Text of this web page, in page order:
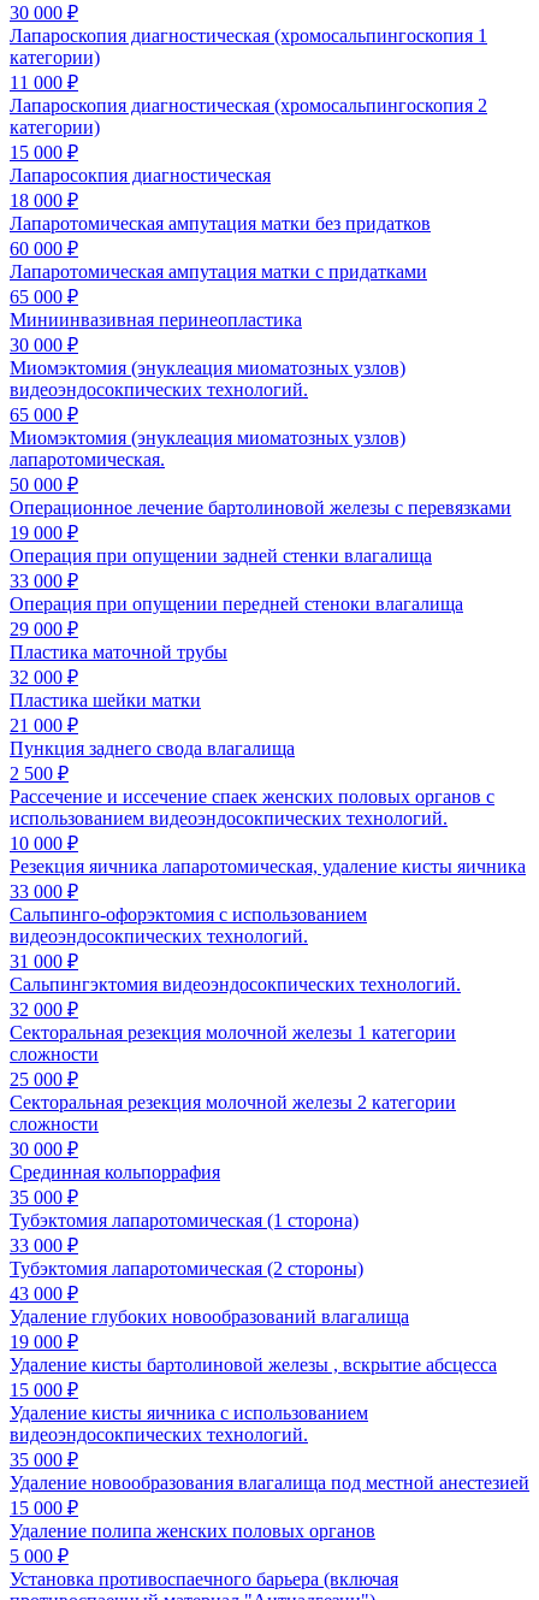
30 000 ₽
Лапароскопия диагностическая (хромосальпингоскопия 1
категории)
11 000 ₽
Лапароскопия диагностическая (хромосальпингоскопия 2
категории)
15 000 ₽
Лапаросокпия диагностическая
18 000 ₽
Лапаротомическая ампутация матки без придатков
60 000 ₽
Лапаротомическая ампутация матки с придатками
65 000 ₽
Миниинвазивная перинеопластика
30 000 ₽
Миомэктомия (энуклеация миоматозных узлов)
видеоэндосокпических технологий.
65 000 ₽
Миомэктомия (энуклеация миоматозных узлов)
лапаротомическая.
50 000 ₽
Операционное лечение бартолиновой железы с перевязками
19 000 ₽
Операция при опущении задней стенки влагалища
33 000 ₽
Операция при опущении передней стеноки влагалища
29 000 ₽
Пластика маточной трубы
32 000 ₽
Пластика шейки матки
21 000 ₽
Пункция заднего свода влагалища
2 500 ₽
Рассечение и иссечение спаек женских половых органов с
использованием видеоэндосокпических технологий.
10 000 ₽
Резекция яичника лапаротомическая, удаление кисты яичника
33 000 ₽
Сальпинго-офорэктомия с использованием
видеоэндосокпических технологий.
31 000 ₽
Сальпингэктомия видеоэндосокпических технологий.
32 000 ₽
Секторальная резекция молочной железы 1 категории
сложности
25 000 ₽
Секторальная резекция молочной железы 2 категории
сложности
30 000 ₽
Срединная кольпоррафия
35 000 ₽
Тубэктомия лапаротомическая (1 сторона)
33 000 ₽
Тубэктомия лапаротомическая (2 стороны)
43 000 ₽
Удаление глубоких новообразований влагалища
19 000 ₽
Удаление кисты бартолиновой железы , вскрытие абсцесса
15 000 ₽
Удаление кисты яичника с использованием
видеоэндосокпических технологий.
35 000 ₽
Удаление новообразования влагалища под местной анестезией
15 000 ₽
Удаление полипа женских половых органов
5 000 ₽
Установка противоспаечного барьера (включая